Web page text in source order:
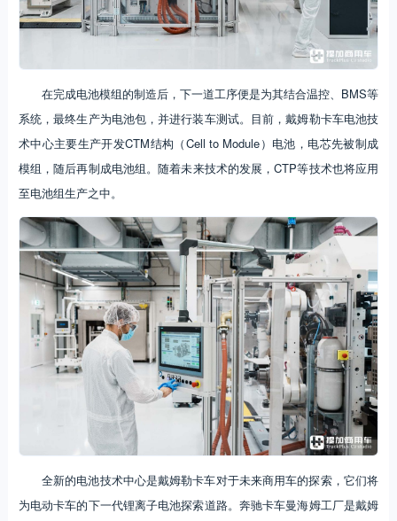
在完成电池模组的制造后，下一道工序便是为其结合温控、BMS等
系统，最终生产为电池包，并进行装车测试。目前，戴姆勒卡车电池技
术中心主要生产开发CTM结构（Cell to Module）电池，电芯先被制成
模组，随后再制成电池组。随着未来技术的发展，CTP等技术也将应用
至电池组生产之中。
全新的电池技术中心是戴姆勒卡车对于未来商用车的探索，它们将
为电动卡车的下一代锂离子电池探索道路。奔驰卡车曼海姆工厂是戴姆